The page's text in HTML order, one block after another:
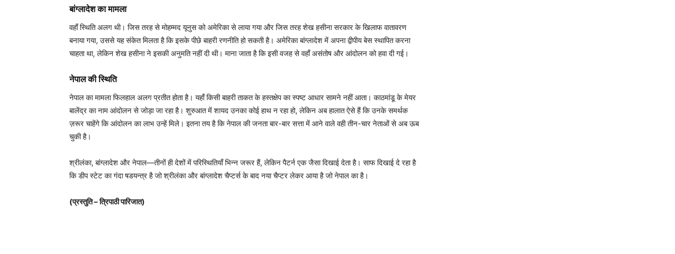
बांग्लादेश का मामला
वहाँ स्थिति अलग थी। जिस तरह से मोहम्मद यूनुस को अमेरिका से लाया गया और जिस तरह शेख हसीना सरकार के खिलाफ वातावरण
बनाया गया, उससे यह संकेत मिलता है कि इसके पीछे बाहरी रणनीति हो सकती है। अमेरिका बांग्लादेश में अपना द्वीपीय बेस स्थापित करना
चाहता था, लेकिन शेख हसीना ने इसकी अनुमति नहीं दी थी। माना जाता है कि इसी वजह से वहाँ असंतोष और आंदोलन को हवा दी गई।
नेपाल की स्थिति
नेपाल का मामला फिलहाल अलग प्रतीत होता है। यहाँ किसी बाहरी ताकत के हस्तक्षेप का स्पष्ट आधार सामने नहीं आता। काठमांडू के मेयर
बालेंद्र का नाम आंदोलन से जोड़ा जा रहा है। शुरुआत में शायद उनका कोई हाथ न रहा हो, लेकिन अब हालात ऐसे हैं कि उनके समर्थक
ज़रूर चाहेंगे कि आंदोलन का लाभ उन्हें मिले। इतना तय है कि नेपाल की जनता बार-बार सत्ता में आने वाले वही तीन-चार नेताओं से अब ऊब
चुकी है।
श्रीलंका, बांग्लादेश और नेपाल—तीनों ही देशों में परिस्थितियाँ भिन्न जरूर हैं, लेकिन पैटर्न एक जैसा दिखाई देता है। साफ दिखाई दे रहा है
कि डीप स्टेट का गंदा षडयन्त्र है जो श्रीलंका और बांग्लादेश चैप्टर्स के बाद नया चैप्टर लेकर आया है जो नेपाल का है।
(प्रस्तुति – त्रिपाठी पारिजात)